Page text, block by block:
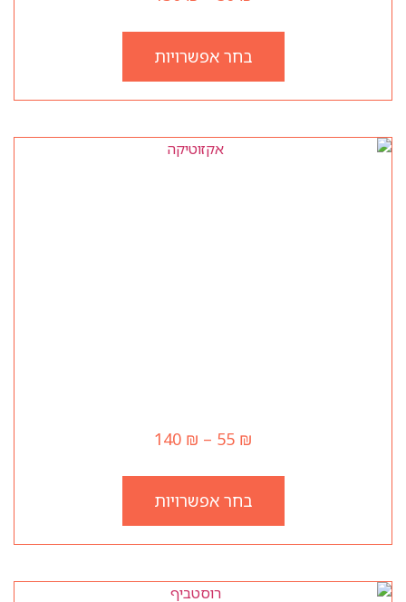
בחר אפשרויות
55 ₪
–
140 ₪
בחר אפשרויות